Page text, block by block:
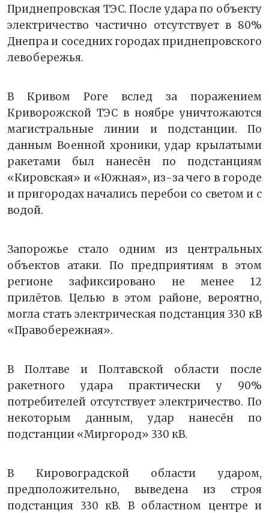
Приднепровская ТЭС. После удара по объекту
электричество частично отсутствует в 80%
Днепра и соседних городах приднепровского
левобережья.
В Кривом Роге вслед за поражением
Криворожской ТЭС в ноябре уничтожаются
магистральные линии и подстанции. По
данным Военной хроники, удар крылатыми
ракетами был нанесён по подстанциям
«Кировская» и «Южная», из-за чего в городе
и пригородах начались перебои со светом и с
водой.
Запорожье стало одним из центральных
объектов атаки. По предприятиям в этом
регионе зафиксировано не менее 12
прилётов. Целью в этом районе, вероятно,
могла стать электрическая подстанция 330 кВ
«Правобережная».
В Полтаве и Полтавской области после
ракетного удара практически у 90%
потребителей отсутствует электричество. По
некоторым данным, удар нанесён по
подстанции «Миргород» 330 кВ.
В Кировоградской области ударом,
предположительно, выведена из строя
подстанция 330 кВ. В областном центре и